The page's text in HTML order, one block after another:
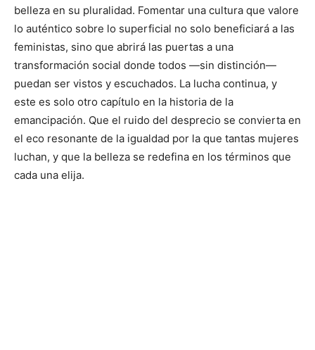
belleza en su pluralidad. Fomentar una cultura que valore
lo auténtico sobre lo superficial no solo beneficiará a las
feministas, sino que abrirá las puertas a una
transformación social donde todos —sin distinción—
puedan ser vistos y escuchados. La lucha continua, y
este es solo otro capítulo en la historia de la
emancipación. Que el ruido del desprecio se convierta en
el eco resonante de la igualdad por la que tantas mujeres
luchan, y que la belleza se redefina en los términos que
cada una elija.